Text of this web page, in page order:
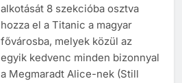
alkotását 8 szekcióba osztva
hozza el a Titanic a magyar
fővárosba, melyek közül az
egyik kedvenc minden bizonnyal
a Megmaradt Alice-nek (Still